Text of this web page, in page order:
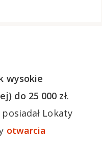
wysokie
do 25 000 zł.
Lokaty
otwarcia